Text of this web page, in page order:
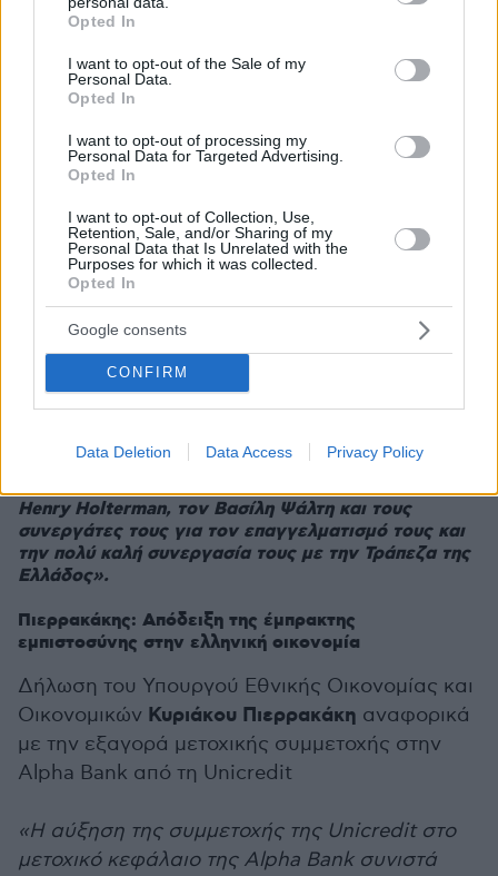
grant or deny consent to Google and its third-party tags to
use your data for below specified purposes in below Google
consent section.
Opted In
I want to opt-out of the Sale of my
Personal Data.
Opted In
I want to opt-out of processing my
Personal Data for Targeted Advertising.
Opted In
I want to opt-out of Collection, Use,
Retention, Sale, and/or Sharing of my
Personal Data that Is Unrelated with the
Purposes for which it was collected.
Opted In
Google consents
CONFIRM
Data Deletion Data Access Privacy Policy
Η συναλλαγή αυτή δείχνει τον δρόμο που
πρέπει να ακολουθήσει η Ευρωπαϊκή Ένωση
στον τραπεζικό τομέα: Οι διασυνοριακές
συνεργασίες μεταξύ υγειών τραπεζών, μαζί με
την ολοκλήρωση της Τραπεζικής Ένωσης, της
απλοποίηση διαδικασιών, καταπολεμούν τον
κατακερματισμό της Ευρωπαϊκής αγοράς,
δημιουργούν οικονομίες κλίμακας, βελτιώνουν
την ρευστότητα και την αποτελεσματικότητα,
με αποτέλεσμα υψηλότερη οικονομική
ανάπτυξη, ταχύτερη μετάδοση των
αποτελεσμάτων της νομισματικής πολιτικής,
τελικά, μεγαλύτερη οικονομική ευημερία.
Henry Holterman, τον Βασίλη Ψάλτη και τους
συνεργάτες τους για τον επαγγελματισμό τους και
την πολύ καλή συνεργασία τους με την Τράπεζα της
Ελλάδος».
Πιερρακάκης: Απόδειξη της έμπρακτης
εμπιστοσύνης στην ελληνική οικονομία
Δήλωση του Υπουργού Εθνικής Οικονομίας και
Οικονομικών Κυριάκου Πιερρακάκη αναφορικά
με την εξαγορά μετοχικής συμμετοχής στην
Alpha Bank από τη Unicredit
«Η αύξηση της συμμετοχής της Unicredit στο
μετοχικό κεφάλαιο της Alpha Bank συνιστά